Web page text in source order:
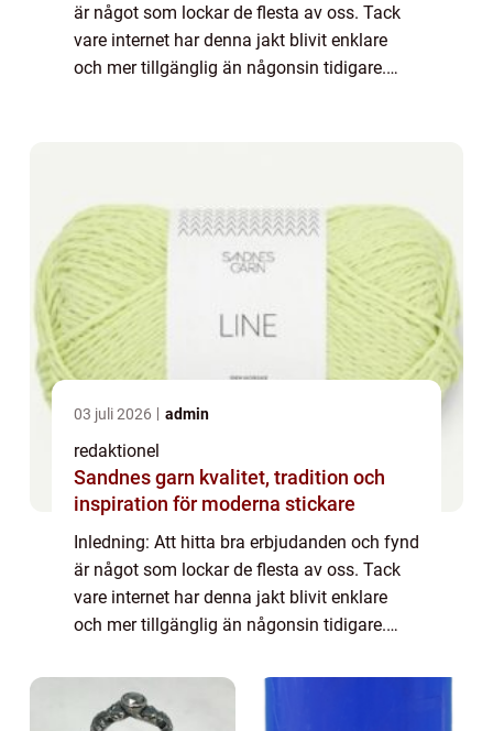
är något som lockar de flesta av oss. Tack
vare internet har denna jakt blivit enklare
och mer tillgänglig än någonsin tidigare.
03 juli 2026 admin
redaktionel
Sandnes garn kvalitet, tradition och
inspiration för moderna stickare
Inledning: Att hitta bra erbjudanden och fynd
är något som lockar de flesta av oss. Tack
vare internet har denna jakt blivit enklare
och mer tillgänglig än någonsin tidigare.
konceptet kan privatpers...